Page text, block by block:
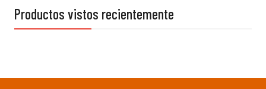
Productos vistos recientemente